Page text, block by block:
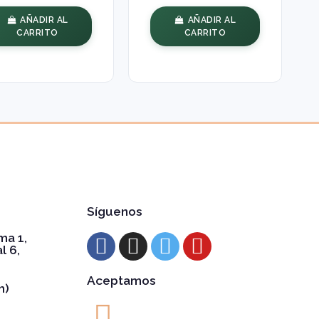
AÑADIR AL
CARRITO
AÑADIR AL
CARRITO
1,
6,
Síguenos
Aceptamos